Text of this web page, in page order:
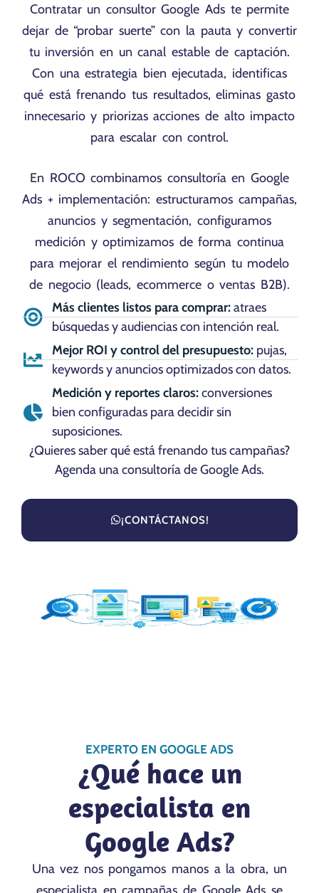
Contratar un consultor Google Ads te permite
dejar de “probar suerte” con la pauta y convertir
tu inversión en un canal estable de captación.
Con una estrategia bien ejecutada, identificas
qué está frenando tus resultados, eliminas gasto
innecesario y priorizas acciones de alto impacto
para escalar con control.
En ROCO combinamos consultoría en Google
Ads + implementación: estructuramos campañas,
anuncios y segmentación, configuramos
medición y optimizamos de forma continua
para mejorar el rendimiento según tu modelo
de negocio (leads, ecommerce o ventas B2B).
Más clientes listos para comprar:atraes
búsquedas y audiencias con intención real.
Mejor ROI y control del presupuesto:pujas,
keywords y anuncios optimizados con datos.
Medición y reportes claros:conversiones
bien configuradas para decidir sin
suposiciones.
¿Quieres saber qué está frenando tus campañas?
Agenda una consultoría de Google Ads.
¡CONTÁCTANOS!
EXPERTO EN GOOGLE ADS
¿Qué hace un
especialista en
Google Ads?
Una vez nos pongamos manos a la obra, un